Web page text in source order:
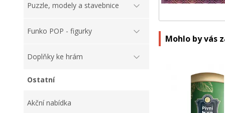
Puzzle, modely a stavebnice
Funko POP - figurky
Doplňky ke hrám
Ostatní
Akční nabídka
Mohlo by vás